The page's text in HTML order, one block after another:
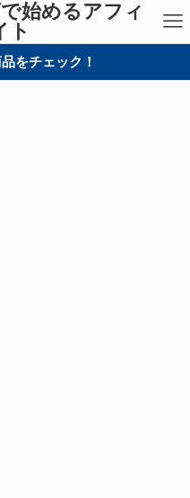
始めるアフィ
ト
をチェック！